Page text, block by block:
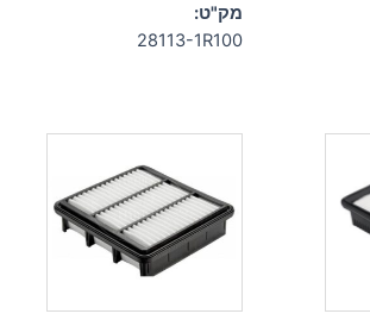
מק"ט:
28113-1R100